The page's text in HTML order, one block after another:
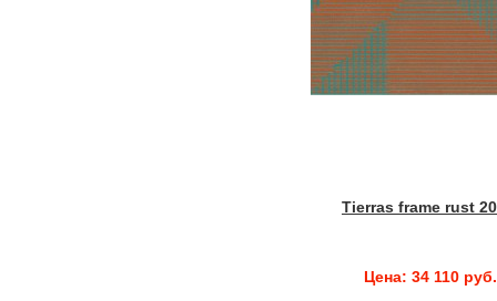
Tierras frame rust
Цена: 34 110 руб.